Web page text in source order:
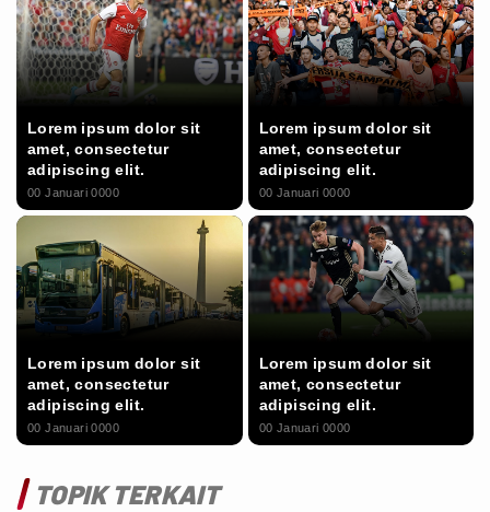
Lorem ipsum dolor sit
amet, consectetur
adipiscing elit.
00 Januari 0000
Lorem ipsum dolor sit
amet, consectetur
adipiscing elit.
00 Januari 0000
Lorem ipsum dolor sit
amet, consectetur
adipiscing elit.
00 Januari 0000
Lorem ipsum dolor sit
amet, consectetur
adipiscing elit.
00 Januari 0000
TOPIK TERKAIT